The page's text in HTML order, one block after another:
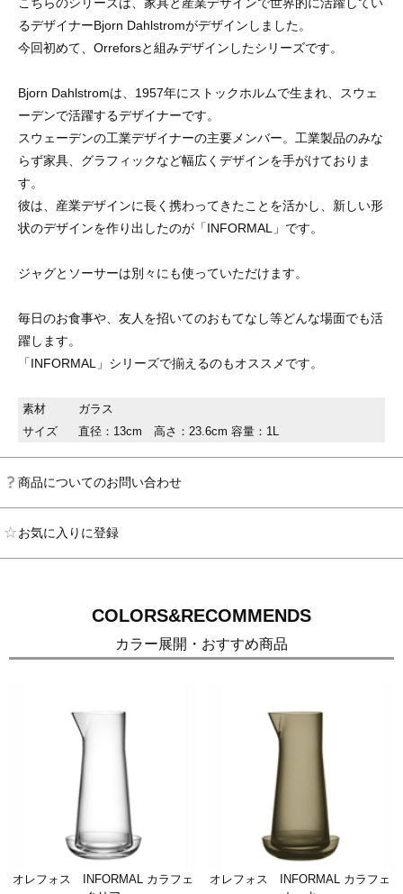
こちらのシリーズは、家具と産業デザインで世界的に活躍してい
るデザイナーBjorn Dahlstromがデザインしました。
今回初めて、Orreforsと組みデザインしたシリーズです。
Bjorn Dahlstromは、1957年にストックホルムで生まれ、スウェ
ーデンで活躍するデザイナーです。
スウェーデンの工業デザイナーの主要メンバー。工業製品のみな
らず家具、グラフィックなど幅広くデザインを手がけておりま
す。
彼は、産業デザインに長く携わってきたことを活かし、新しい形
状のデザインを作り出したのが「INFORMAL」です。
ジャグとソーサーは別々にも使っていただけます。
毎日のお食事や、友人を招いてのおもてなし等どんな場面でも活
躍します。
「INFORMAL」シリーズで揃えるのもオススメです。
素材
ガラス
サイズ
直径：13cm 高さ：23.6cm 容量：1L
商品についてのお問い合わせ
お気に入りに登録
COLORS&RECOMMENDS
カラー展開・おすすめ商品
オレフォス INFORMAL カラフェ
オレフォス INFORMAL カラフェ